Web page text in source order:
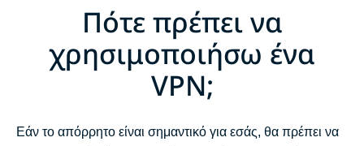
Πότε πρέπει να
χρησιμοποιήσω ένα
VPN;
Εάν το απόρρητο είναι σημαντικό για εσάς, θα πρέπει να